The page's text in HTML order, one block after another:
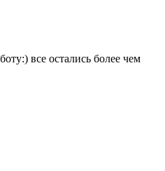
все остались более чем